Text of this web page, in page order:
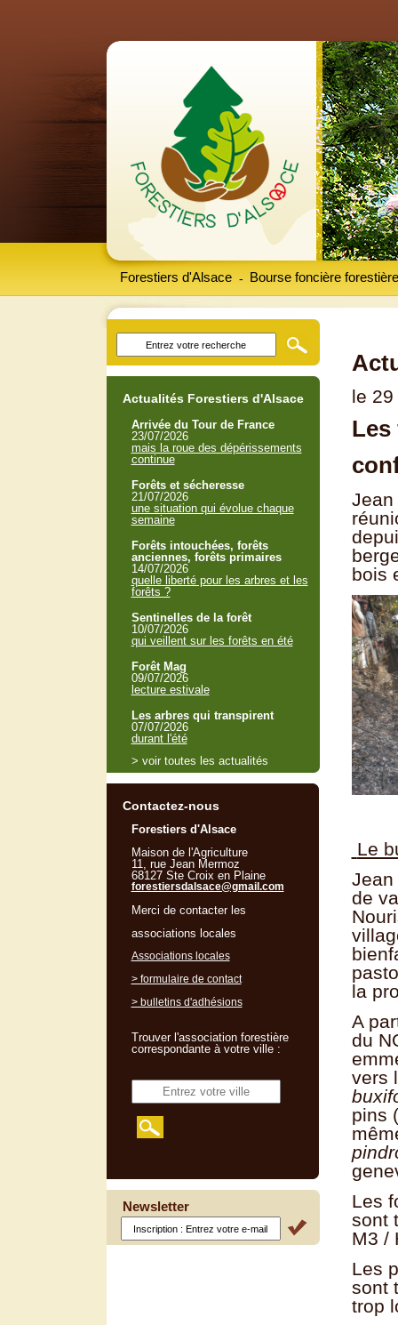
Forestiers d'Alsace Bourse foncière forestière
-
le
Jean
bois
Le
Jean
de
la
A
du
vers
pins (
Les
sont
M3 /
Les
sont
trop
Actualités Forestiers d'Alsace
Arrivée du Tour de France
23/07/2026
mais la roue des dépérissements
continue
Forêts et sécheresse
21/07/2026
une situation qui évolue chaque
semaine
Forêts intouchées, forêts
anciennes, forêts primaires
14/07/2026
quelle liberté pour les arbres et les
forêts ?
Sentinelles de la forêt
10/07/2026
qui veillent sur les forêts en été
Forêt Mag
09/07/2026
lecture estivale
Les arbres qui transpirent
07/07/2026
durant l'été
> voir toutes les actualités
Contactez-nous
Forestiers d'Alsace
Maison de l'Agriculture
11, rue Jean Mermoz
68127 Ste Croix en Plaine
forestiersdalsace@gmail.com
Merci de contacter les
associations locales
Associations locales
> formulaire de contact
> bulletins d'adhésions
Trouver l'association forestière
correspondante à votre ville :
Newsletter